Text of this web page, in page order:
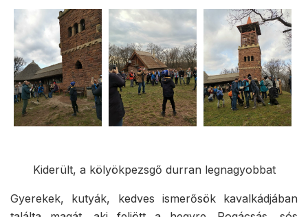
Kiderült, a kölyökpezsgő durran legnagyobbat
Gyerekek, kutyák, kedves ismerősök kavalkádjában